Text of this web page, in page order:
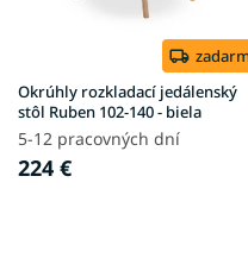
Okrúhly rozkladací jedálenský
stôl Ruben 102-140 - biela
5-12 pracovných dní
224 €